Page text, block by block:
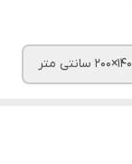
140×200 سانتی متر